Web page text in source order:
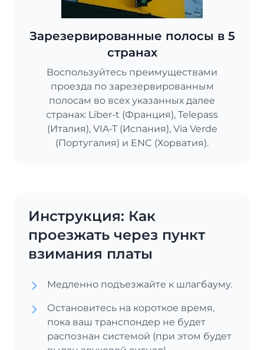
Зарезервированные полосы в 5
странах
Воспользуйтесь преимуществами
проезда по зарезервированным
полосам во всех указанных далее
странах: Liber-t (Франция), Telepass
(Италия), VIA-T (Испания), Via Verde
(Португалия) и ENC (Хорватия).
Инструкция: Как
проезжать через пункт
взимания платы
Медленно подъезжайте к шлагбауму.
Остановитесь на короткое время,
пока ваш транспондер не будет
распознан системой (при этом будет